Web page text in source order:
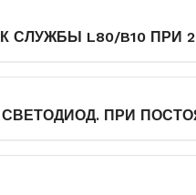
L80/B10 ПРИ
ПРИ